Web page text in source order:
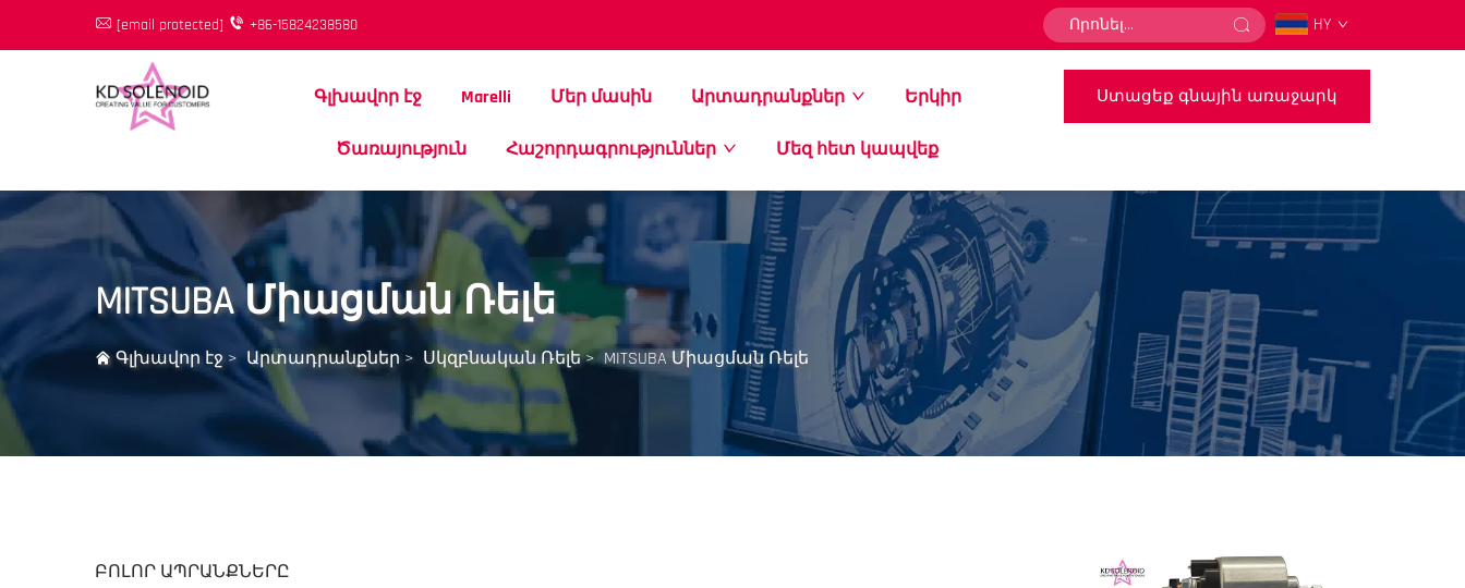
[email protected] +86-15824238580 HY
Գլխավոր էջ Marelli Մեր մասին Արտադրանքներ Երկիր
Ծառայություն Հաշորդագրություններ Մեզ հետ կապվեք
Ստացեք գնային առաջարկ
MITSUBA Միացման Ռելե
Գլխավոր էջ >Արտադրանքներ > Սկզբնական Ռելե>MITSUBA Միացման Ռելե
ԲՈԼՈՐ ԱՊՐԱՆՔՆԵՐԸ